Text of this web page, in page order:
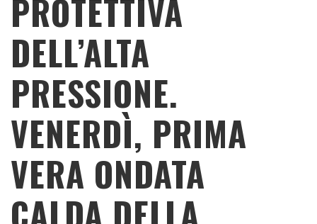
PROTETTIVA
DELL’ALTA
PRESSIONE.
VENERDÌ, PRIMA
VERA ONDATA
CALDA DELLA